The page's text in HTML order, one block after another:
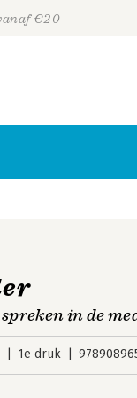
€20
in de
1e druk
Personen